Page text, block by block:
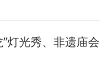
灯光秀、非遗庙